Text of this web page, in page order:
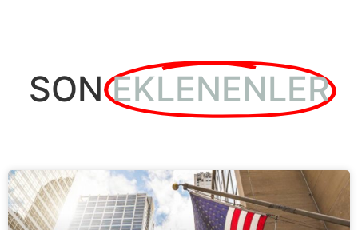
SONEKLENENLER